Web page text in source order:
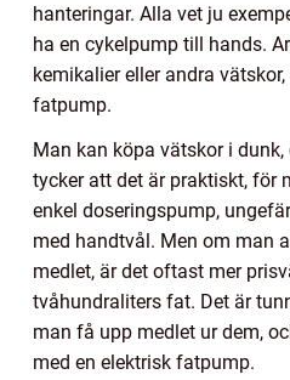
hanteringar. Alla vet ju
ha en cykelpump till hands.
kemikalier eller andra
fatpump.
Man kan köpa vätskor i
tycker att det är praktiskt, för
enkel doseringspump,
med handtvål. Men om man
medlet, är det oftast mer
tvåhundraliters fat. Det är
man få upp medlet ur dem,
med en elektrisk fatpump.